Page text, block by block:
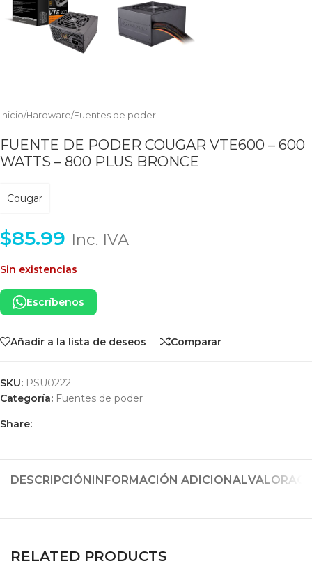
Inicio/Hardware/Fuentes de poder
FUENTE DE PODER COUGAR VTE600 – 600
WATTS – 800 PLUS BRONCE
Cougar
$85.99 Inc. IVA
Sin existencias
Escríbenos
Añadir a la lista de deseos Comparar
SKU: PSU0222
Categoría: Fuentes de poder
Share:
DESCRIPCIÓN INFORMACIÓN ADICIONAL
RELATED PRODUCTS